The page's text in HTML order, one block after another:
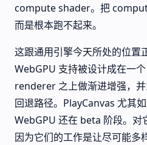
compute shader。把
而是根本跑不起来。
这跟通用引擎今天所处的位置
WebGPU 支持被设计成在一
renderer 之上做渐进增强，
回退路径。PlayCanvas 尤其
WebGPU 还在 beta 阶段。对
因为它们的工作是让尽可能多